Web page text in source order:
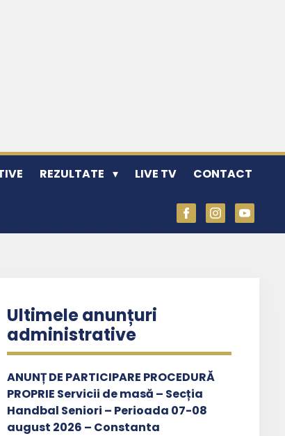
REZULTATE LIVE TV CONTACT
Ultimele anunțuri
administrative
ANUNȚ DE PARTICIPARE PROCEDURĂ
PROPRIE Servicii de masă – Secția
Handbal Seniori – Perioada 07-08
august 2026 – Constanta